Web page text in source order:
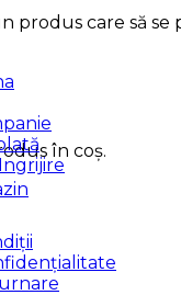
în coș.
produs care să se